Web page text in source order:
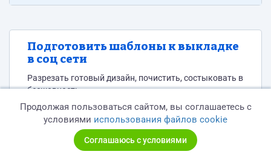
Подготовить шаблоны к выкладке
в соц сети
Разрезать готовый дизайн, почистить, состыковать в
бесшовность.
Дизайн и Брендинг
Договорная
Продолжая пользоваться сайтом, вы соглашаетесь с
условиями использования файлов cookie
Соглашаюсь с условиями